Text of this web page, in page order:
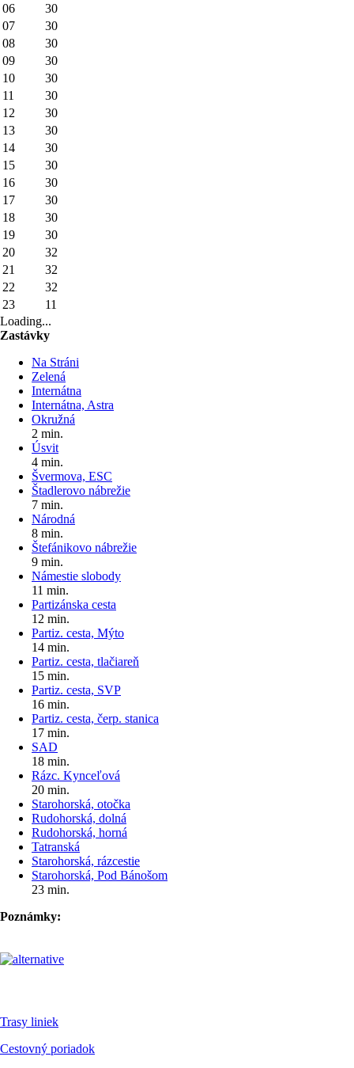
06
30
07
30
08
30
09
30
10
30
11
30
12
30
13
30
14
30
15
30
16
30
17
30
18
30
19
30
20
32
21
32
22
32
23
11
Loading...
Zastávky
Na Stráni
Zelená
Internátna
Internátna, Astra
Okružná
2 min.
Úsvit
4 min.
Švermova, ESC
Štadlerovo nábrežie
7 min.
Národná
8 min.
Štefánikovo nábrežie
9 min.
Námestie slobody
11 min.
Partizánska cesta
12 min.
Partiz. cesta, Mýto
14 min.
Partiz. cesta, tlačiareň
15 min.
Partiz. cesta, SVP
16 min.
Partiz. cesta, čerp. stanica
17 min.
SAD
18 min.
Rázc. Kynceľová
20 min.
Starohorská, otočka
Rudohorská, dolná
Rudohorská, horná
Tatranská
Starohorská, rázcestie
Starohorská, Pod Bánošom
23 min.
Poznámky:
Trasy liniek
Cestovný poriadok